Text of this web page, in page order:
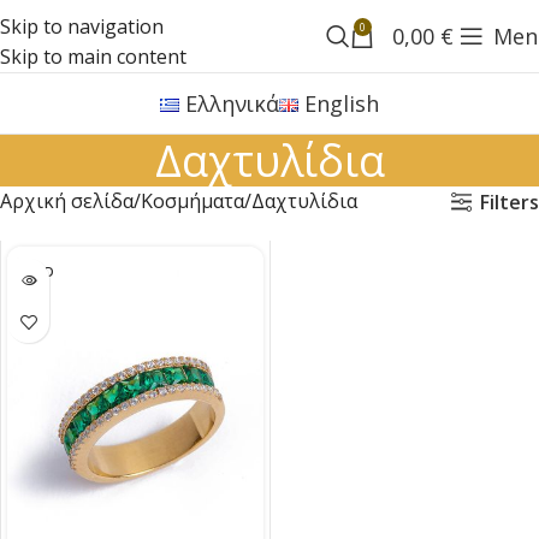
Skip to navigation
Skip to main content
0 0,00 €
Ελληνικά English
Δαχτυλίδια
Αρχική σελίδα Κοσμήματα Δαχτυλίδια Filters
SOLD
OUT